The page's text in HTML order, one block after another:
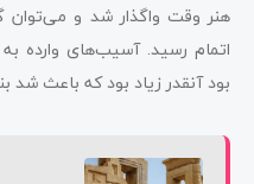
هنر وقت واگذار شد و می‌توان
اتمام رسید. آسیب‌های وارده
بود آنقدر زیاد بود که باعث شد